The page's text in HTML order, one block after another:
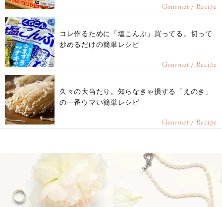
Gourmet / Recipe
コレ作るために「塩こんぶ」買ってる。切って
炒めるだけの簡単レシピ
Gourmet / Recipe
久々の大当たり。知らなきゃ損する「えのき」
の一番ウマい簡単レシピ
Gourmet / Recipe